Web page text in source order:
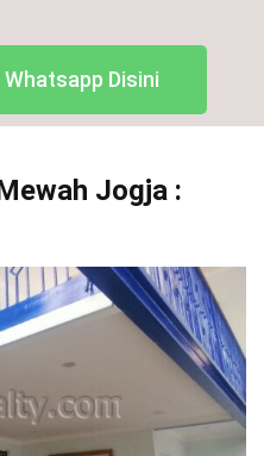
Disini
Jogja :